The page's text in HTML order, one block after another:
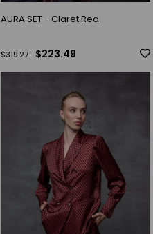
AURA SET - Claret Red
$223.49
$319.27